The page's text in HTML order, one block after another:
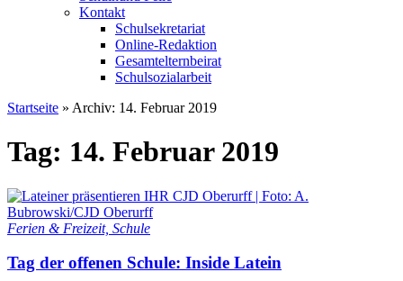
Kontakt
Schulsekretariat
Online-Redaktion
Gesamtelternbeirat
Schulsozialarbeit
Startseite » Archiv: 14. Februar 2019
Tag: 14. Februar 2019
Ferien & Freizeit, Schule
Tag der offenen Schule: Inside Latein